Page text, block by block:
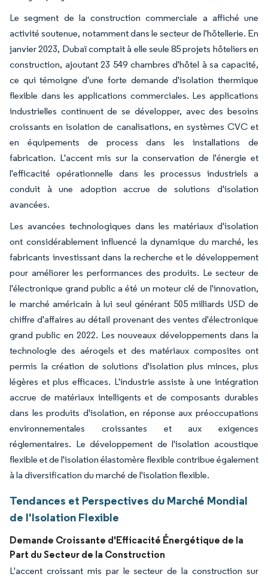
Le segment de la construction commerciale a affiché une
activité soutenue, notamment dans le secteur de l'hôtellerie. En
janvier 2023, Dubaï comptait à elle seule 85 projets hôteliers en
construction, ajoutant 23 549 chambres d'hôtel à sa capacité,
ce qui témoigne d'une forte demande d'isolation thermique
flexible dans les applications commerciales. Les applications
industrielles continuent de se développer, avec des besoins
croissants en isolation de canalisations, en systèmes CVC et
en équipements de process dans les installations de
fabrication. L'accent mis sur la conservation de l'énergie et
l'efficacité opérationnelle dans les processus industriels a
conduit à une adoption accrue de solutions d'isolation
avancées.
Les avancées technologiques dans les matériaux d'isolation
ont considérablement influencé la dynamique du marché, les
fabricants investissant dans la recherche et le développement
pour améliorer les performances des produits. Le secteur de
l'électronique grand public a été un moteur clé de l'innovation,
le marché américain à lui seul générant 505 milliards USD de
chiffre d'affaires au détail provenant des ventes d'électronique
grand public en 2022. Les nouveaux développements dans la
technologie des aérogels et des matériaux composites ont
permis la création de solutions d'isolation plus minces, plus
légères et plus efficaces. L'industrie assiste à une intégration
accrue de matériaux intelligents et de composants durables
dans les produits d'isolation, en réponse aux préoccupations
environnementales croissantes et aux exigences
réglementaires. Le développement de l'isolation acoustique
flexible et de l'isolation élastomère flexible contribue également
à la diversification du marché de l'isolation flexible.
Tendances et Perspectives du Marché Mondial
de l'Isolation Flexible
Demande Croissante d'Efficacité Énergétique de la
Part du Secteur de la Construction
L'accent croissant mis par le secteur de la construction sur